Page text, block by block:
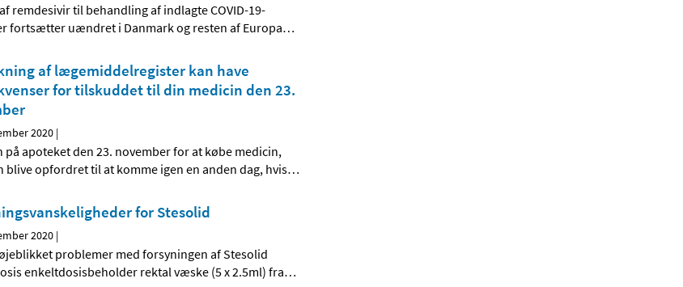
remdesivir til behandling af indlagte COVID-19-
fortsætter uændret i Danmark og resten af Europa…
af lægemiddelregister kan have
for tilskuddet til din medicin den 23.
2020 |
på apoteket den 23. november for at købe medicin,
blive opfordret til at komme igen en anden dag, hvis…
for Stesolid
2020 |
problemer med forsyningen af Stesolid
enkeltdosisbeholder rektal væske (5 x 2.5ml) fra…